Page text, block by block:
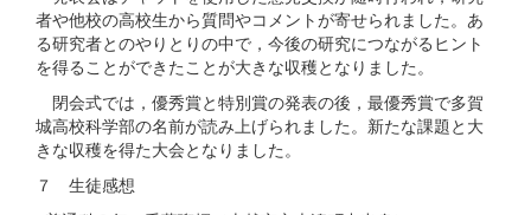
者や他校の高校生から質問やコメントが寄せられました。あ
る研究者とのやりとりの中で，今後の研究につながるヒント
を得ることができたことが大きな収穫となりました。
閉会式では，優秀賞と特別賞の発表の後，最優秀賞で多賀
城高校科学部の名前が読み上げられました。新たな課題と大
きな収穫を得た大会となりました。
７ 生徒感想